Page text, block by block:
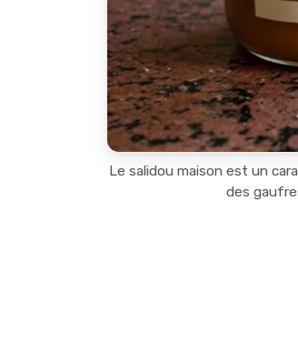
Le salidou maison est un
des